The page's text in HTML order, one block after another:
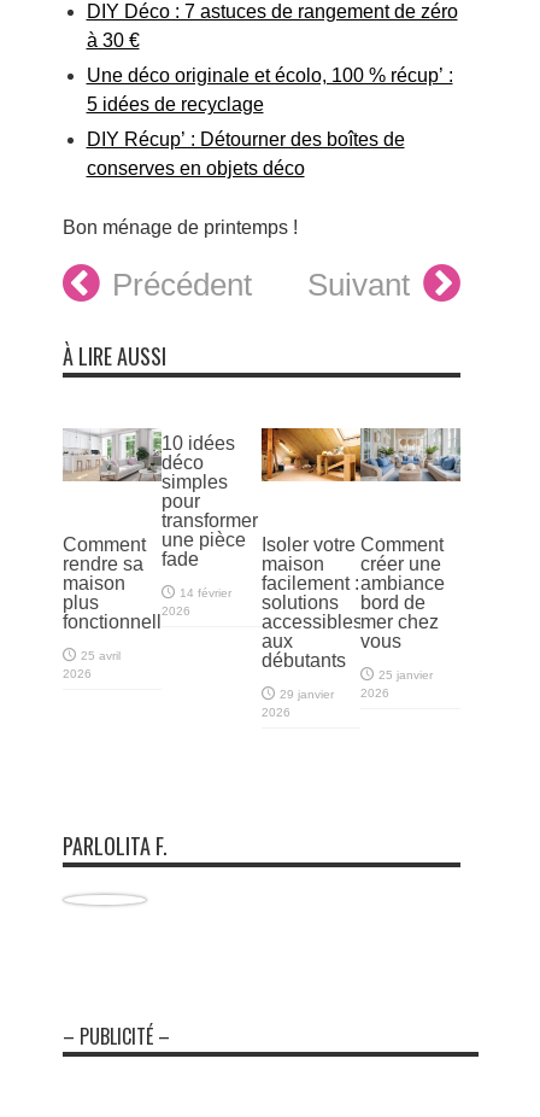
DIY Déco : 7 astuces de rangement de zéro
à 30 €
Une déco originale et écolo, 100 % récup’ :
5 idées de recyclage
DIY Récup’ : Détourner des boîtes de
conserves en objets déco
Bon ménage de printemps !
Précédent Suivant
À LIRE AUSSI
Comment
rendre sa
maison
plus
fonctionnelle
25 avril
2026
10 idées
déco
simples
pour
transformer
une pièce
fade
14 février
2026
Isoler votre
maison
facilement :
solutions
accessibles
aux
débutants
29 janvier
2026
Comment
créer une
ambiance
bord de
mer chez
vous
25 janvier
2026
PARLOLITA F.
– PUBLICITÉ –